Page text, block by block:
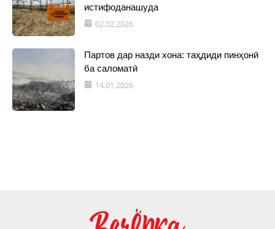
истифоданашуда
02.02.2026
Партов дар назди хона: таҳдиди пинҳонӣ
ба саломатӣ
14.01.2026